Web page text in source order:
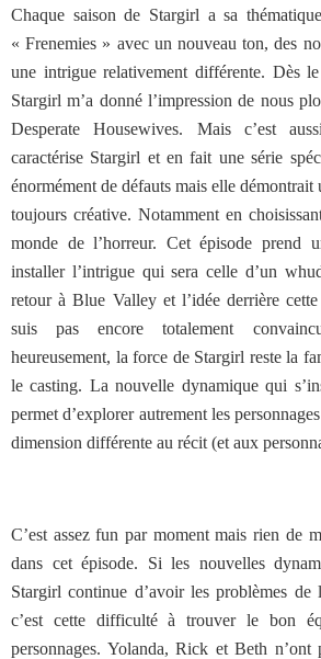
Chaque saison de Stargirl a sa
« Frenemies » avec un nouveau ton, des
une intrigue relativement différente. Dès
Stargirl m’a donné l’impression de nous
Desperate Housewives. Mais c’est
caractérise Stargirl et en fait une série
énormément de défauts mais elle démontrait
toujours créative. Notamment en
monde de l’horreur. Cet épisode prend
installer l’intrigue qui sera celle d’un
retour à Blue Valley et l’idée derrière
suis pas encore totalement
heureusement, la force de Stargirl reste la
le casting. La nouvelle dynamique qui
permet d’explorer autrement les
dimension différente au récit (et aux
C’est assez fun par moment mais rien de
dans cet épisode. Si les nouvelles
Stargirl continue d’avoir les problèmes de
c’est cette difficulté à trouver le bon
personnages. Yolanda, Rick et Beth n’ont